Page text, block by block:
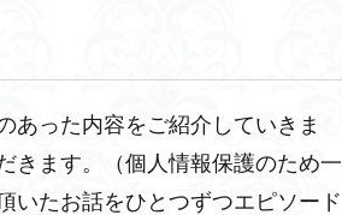
あった内容をご紹介していきま
きます。（個人情報保護のため一
いたお話をひとつずつエピソード